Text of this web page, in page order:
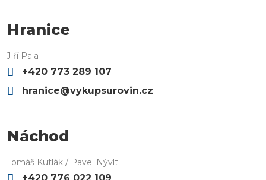
Hranice
Jiří Pala
+420 773 289 107
hranice@vykupsurovin.cz
Náchod
Tomáš Kutlák / Pavel Nývlt